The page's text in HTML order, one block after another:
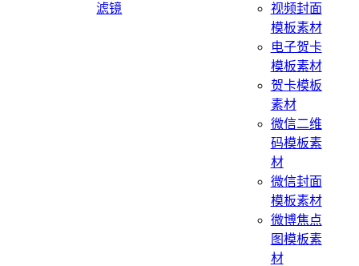
滤镜
视频封面
模板素材
电子贺卡
模板素材
贺卡模板
素材
微信二维
码模板素
材
微信封面
模板素材
微博焦点
图模板素
材